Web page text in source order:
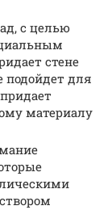
с целью
стене
подойдет для
материалу